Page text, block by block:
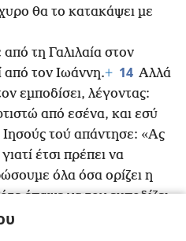
θα το κατακάψει με
τη Γαλιλαία στον
από τον Ιωάννη.+ 14 Αλλά
εμποδίσει, λέγοντας:
από εσένα, και εσύ
τού απάντησε: «Ας
έτσι πρέπει να
όλα όσα ορίζει η
έπαψε να τον εμποδίζει.
ανέβηκε αμέσως από